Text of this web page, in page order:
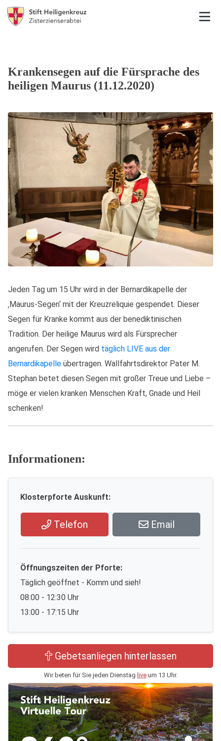
Krankensegen auf die Fürsprache des
heiligen Maurus (11.12.2020)
Jeden Tag um 15 Uhr wird in der Bernardikapelle der
‚Maurus-Segen‘ mit der Kreuzreliquie gespendet. Dieser
Segen für Kranke kommt aus der benediktinischen
Tradition. Der heilige Maurus wird als Fürsprecher
angerufen. Der Segen wird täglich LIVE aus der
Bernardikapelle übertragen. Wallfahrtsdirektor Pater M.
Stephan betet diesen Segen mit großer Treue und Liebe –
möge er vielen kranken Menschen Kraft, Gnade und Heil
schenken!
Informationen:
Klosterpforte Auskunft:
Telefon Email
Öffnungszeiten der Pforte:
Täglich geöffnet - Komm und sieh!
08:00 - 12:30 Uhr
13:00 - 17:15 Uhr
Gebetsanliegen hinterlassen
Wir beten für Sie jeden Dienstag liveum 13 Uhr.